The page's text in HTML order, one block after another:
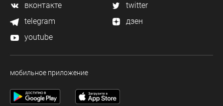
вконтакте
twitter
telegram
дзен
youtube
мобильное приложение